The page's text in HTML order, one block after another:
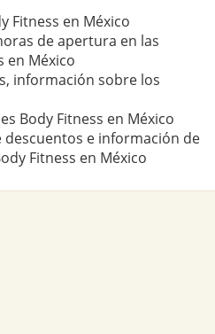
Fitness en México
de apertura en las
en México
información sobre los
Body Fitness en México
descuentos e información de
Fitness en México